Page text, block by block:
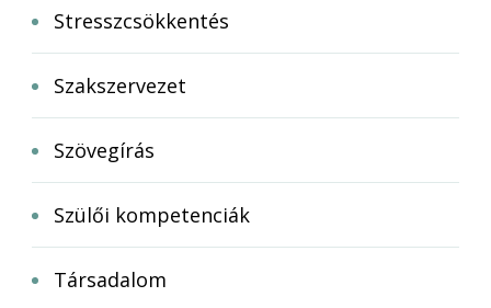
Stresszcsökkentés
Szakszervezet
Szövegírás
Szülői kompetenciák
Társadalom